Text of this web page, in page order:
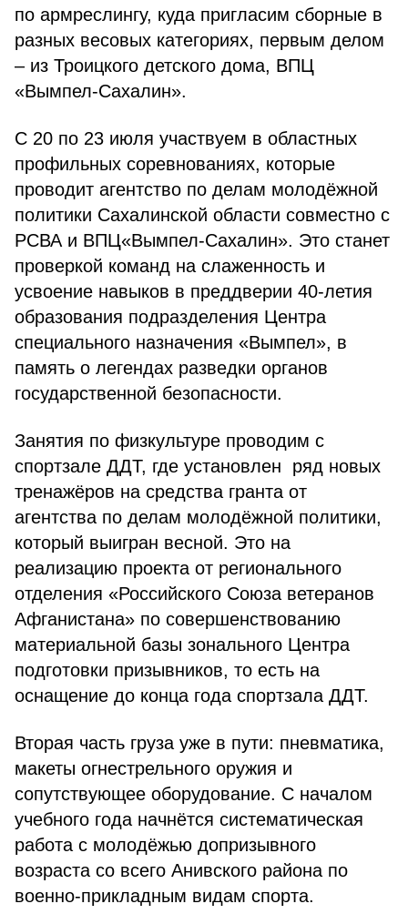
по армреслингу, куда пригласим сборные в
разных весовых категориях, первым делом
– из Троицкого детского дома, ВПЦ
«Вымпел-Сахалин».
С 20 по 23 июля участвуем в областных
профильных соревнованиях, которые
проводит агентство по делам молодёжной
политики Сахалинской области совместно с
РСВА и ВПЦ«Вымпел-Сахалин». Это станет
проверкой команд на слаженность и
усвоение навыков в преддверии 40-летия
образования подразделения Центра
специального назначения «Вымпел», в
память о легендах разведки органов
государственной безопасности.
Занятия по физкультуре проводим с
спортзале ДДТ, где установлен ряд новых
тренажёров на средства гранта от
агентства по делам молодёжной политики,
который выигран весной. Это на
реализацию проекта от регионального
отделения «Российского Союза ветеранов
Афганистана» по совершенствованию
материальной базы зонального Центра
подготовки призывников, то есть на
оснащение до конца года спортзала ДДТ.
Вторая часть груза уже в пути: пневматика,
макеты огнестрельного оружия и
сопутствующее оборудование. С началом
учебного года начнётся систематическая
работа с молодёжью допризывного
возраста со всего Анивского района по
военно-прикладным видам спорта.